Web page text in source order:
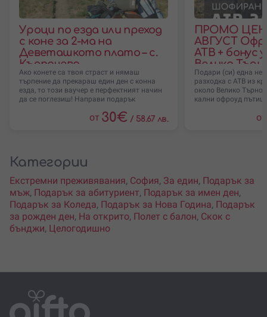
Уроци по езда или преход
с коне за 2-ма на
Деветашкото плато – с.
Кърпачево
Ако конете са твоя страст и нямаш
търпение да прекараш един ден с конна
езда, то този ваучер е перфектният начин
да се поглезиш! Направи подарък
от 30€ / 58.67 лв.
ПРОМО
АВГУСТ
АТВ + бонус
Велико
Подари (си) една
разходка с АТВ из
около Велико
кални офроуд
от
Категории
Екстремни преживявания, София, За един, Подарък за
мъж, Подарък за абитуриент, Подарък за имен ден,
Подарък за Коледа, Подарък за Нова Година, Подарък
за рожден ден, На открито, Полет с балон, Скок с
бънджи, Целогодишно